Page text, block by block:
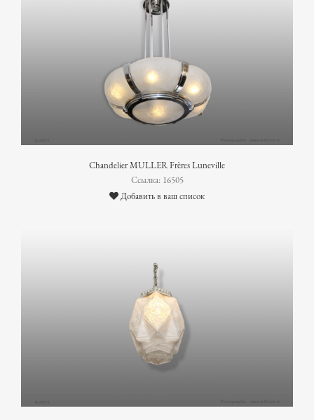
Chandelier MULLER Frères Luneville
Ссылка: 16505
Добавить в ваш список